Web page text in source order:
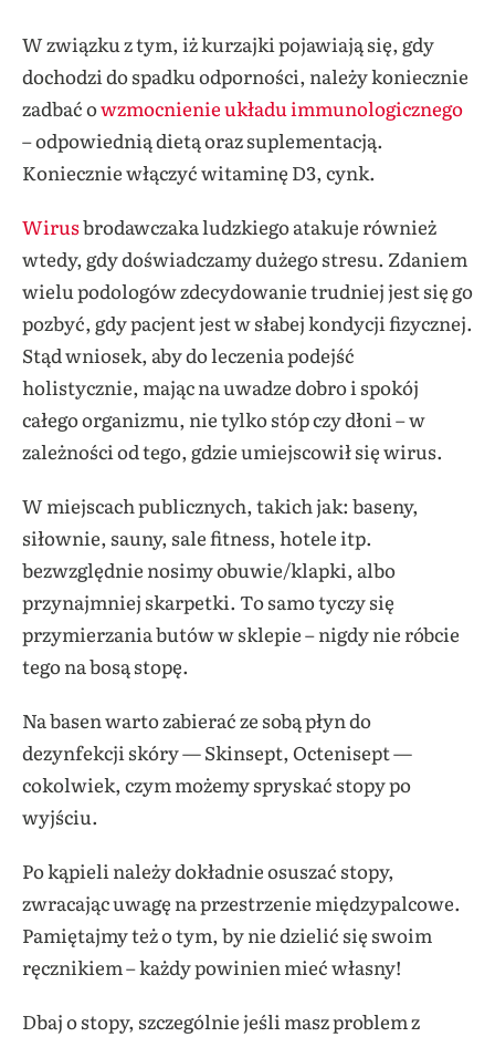
W związku z tym, iż kurzajki pojawiają się, gdy
dochodzi do spadku odporności, należy koniecznie
zadbać owzmocnienie układu immunologicznego
– odpowiednią dietą oraz suplementacją.
Koniecznie włączyć witaminę D3, cynk.
Wirusbrodawczaka ludzkiego atakuje również
wtedy, gdy doświadczamy dużego stresu. Zdaniem
wielu podologów zdecydowanie trudniej jest się go
pozbyć, gdy pacjent jest w słabej kondycji fizycznej.
Stąd wniosek, aby do leczenia podejść
holistycznie, mając na uwadze dobro i spokój
całego organizmu, nie tylko stóp czy dłoni – w
zależności od tego, gdzie umiejscowił się wirus.
W miejscach publicznych, takich jak: baseny,
siłownie, sauny, sale fitness, hotele itp.
bezwzględnie nosimy obuwie/klapki, albo
przynajmniej skarpetki. To samo tyczy się
przymierzania butów w sklepie – nigdy nie róbcie
tego na bosą stopę.
Na basen warto zabierać ze sobą płyn do
dezynfekcji skóry — Skinsept, Octenisept —
cokolwiek, czym możemy spryskać stopy po
wyjściu.
Po kąpieli należy dokładnie osuszać stopy,
zwracając uwagę na przestrzenie międzypalcowe.
Pamiętajmy też o tym, by nie dzielić się swoim
ręcznikiem – każdy powinien mieć własny!
Dbaj o stopy, szczególnie jeśli masz problem z